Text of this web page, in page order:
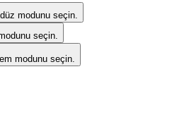
modunu seçin.
seçin.
modunu seçin.